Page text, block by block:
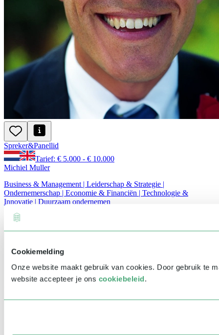
Cookiemelding
Onze website maakt gebruik van cookies. Door gebruik te
website accepteer je ons cookiebeleid.
Spreker&Panellid
Tarief: € 5.000 - € 10.000
Michiel Muller
Business & Management | Leiderschap & Strategie |
Ondernemerschap | Economie & Financiën | Technologie &
Innovatie | Duurzaam ondernemen